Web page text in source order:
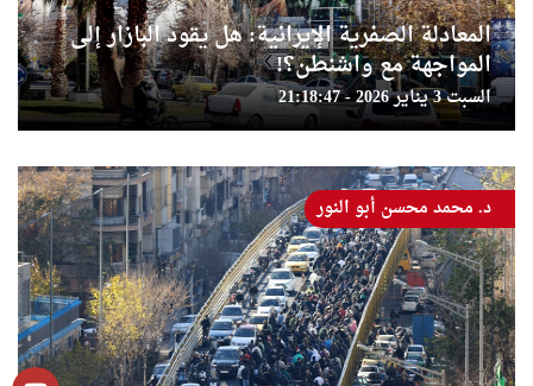
المعادلة الصفرية الإيرانية: هل يقود البازار إلى
المواجهة مع واشنطن؟!
السبت 3 يناير 2026 - 21:18:47
د. محمد محسن أبو النور